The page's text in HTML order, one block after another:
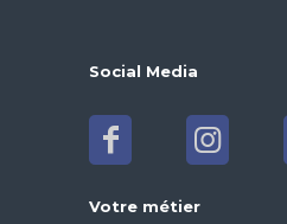
Social Media
Votre métier